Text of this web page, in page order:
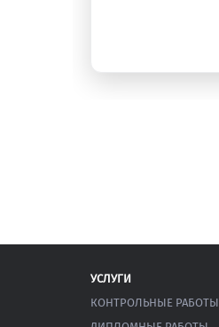
УСЛУГИ
КОНТРОЛЬНЫЕ РАБОТЫ